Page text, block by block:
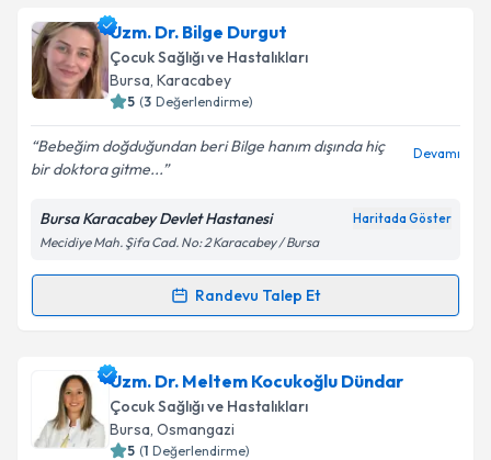
Dr. Öğr. Üyesi Hüseyin Zafer Çapar
takvimi talebi oluşturun. Size bu uzmandan randevu
almanız için bir takvim hazırlandığında e-posta ile
bilgilendireceğiz.
E-posta Adresiniz
Kişisel verilerimin işlenmesine ilişkin
Metni'ni okudum ve kişisel verilerimin belirtilen
kapsamda işlenmesini kabul ediyorum.
Uzm. Dr. Bilge Durgut
Çocuk Sağlığı ve Hastalıkları
Bursa, Karacabey
5 (3 Değerlendirme)
Bebeğim doğduğundan beri Bilge hanım dışında hiç
bir doktora gitme...
Devamı
Bursa Karacabey Devlet Hastanesi Haritada Göster
Mecidiye Mah. Şifa Cad. No: 2 Karacabey / Bursa
Randevu Talep Et
Randevu Takvimi Talebi
Uzm. Dr. Bilge Durgutiçin randevu takvimi talebi
oluşturun. Size bu uzmandan randevu almanız için bir
takvim hazırlandığında e-posta ile bilgilendireceğiz.
Uzm. Dr. Meltem Kocukoğlu Dündar
Çocuk Sağlığı ve Hastalıkları
Bursa, Osmangazi
5 (1 Değerlendirme)